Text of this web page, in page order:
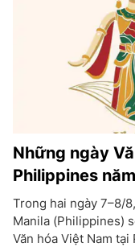
Những ngày
Philippines
Trong hai ngày 7–8/
Manila (Philippines)
Văn hóa Việt Nam